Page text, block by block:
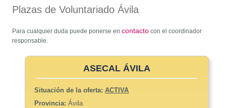
Plazas de Voluntariado Ávila
Para cualquier duda puede ponerse encontacto con el coordinador
responsable.
ASECAL ÁVILA
Situación de la oferta:ACTIVA
Provincia:Ávila